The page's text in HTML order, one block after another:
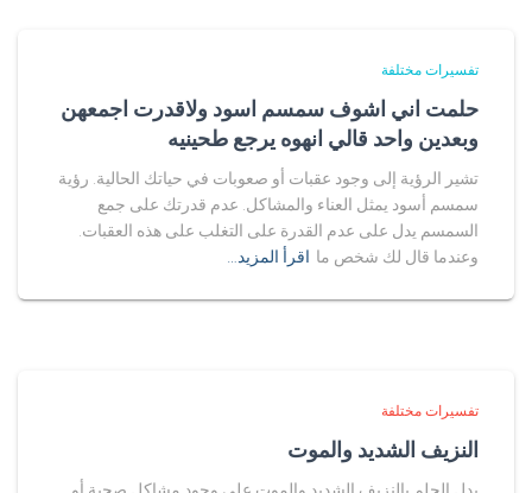
تفسيرات مختلفة
حلمت اني اشوف سمسم اسود ولاقدرت اجمعهن
وبعدين واحد قالي انهوه يرجع طحينيه
تشير الرؤية إلى وجود عقبات أو صعوبات في حياتك الحالية. رؤية
سمسم أسود يمثل العناء والمشاكل. عدم قدرتك على جمع
السمسم يدل على عدم القدرة على التغلب على هذه العقبات.
وعندما قال لك شخص ما اقرأ المزيد…
تفسيرات مختلفة
النزيف الشديد والموت